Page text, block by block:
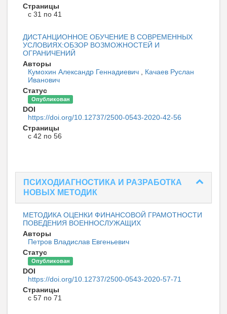
Страницы
с 31 по 41
ДИСТАНЦИОННОЕ ОБУЧЕНИЕ В СОВРЕМЕННЫХ
УСЛОВИЯХ:ОБЗОР ВОЗМОЖНОСТЕЙ И
ОГРАНИЧЕНИЙ
Авторы
Кумохин Александр Геннадиевич
Качаев Руслан
Иванович
Статус
Опубликован
DOI
https://doi.org/10.12737/2500-0543-2020-42-56
Страницы
с 42 по 56
ПСИХОДИАГНОСТИКА И РАЗРАБОТКА
НОВЫХ МЕТОДИК
МЕТОДИКА ОЦЕНКИ ФИНАНСОВОЙ ГРАМОТНОСТИ
ПОВЕДЕНИЯ ВОЕННОСЛУЖАЩИХ
Авторы
Петров Владислав Евгеньевич
Статус
Опубликован
DOI
https://doi.org/10.12737/2500-0543-2020-57-71
Страницы
с 57 по 71